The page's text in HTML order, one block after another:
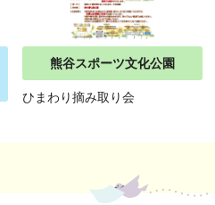
熊谷スポーツ文化公園
ひまわり摘み取り会